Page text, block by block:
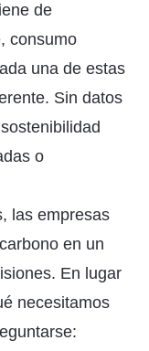
de
consumo
una de estas
Sin datos
o
las empresas
en un
En lugar
necesitamos